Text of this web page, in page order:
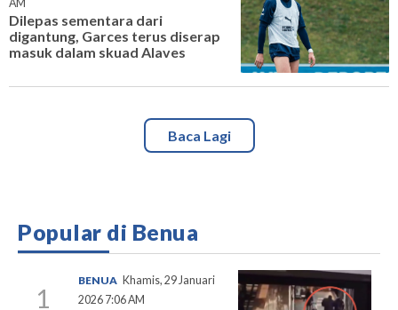
AM
Dilepas sementara dari
digantung, Garces terus diserap
masuk dalam skuad Alaves
Baca Lagi
Popular di Benua
1
BENUA Khamis, 29 Januari
2026 7:06 AM